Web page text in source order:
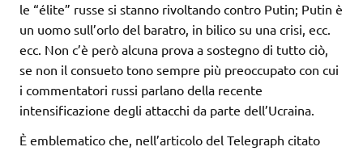
le “élite” russe si stanno rivoltando contro Putin; Putin è
un uomo sull’orlo del baratro, in bilico su una crisi, ecc.
ecc. Non c’è però alcuna prova a sostegno di tutto ciò,
se non il consueto tono sempre più preoccupato con cui
i commentatori russi parlano della recente
intensificazione degli attacchi da parte dell’Ucraina.
È emblematico che, nell’articolo del Telegraph citato